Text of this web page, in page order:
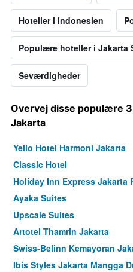
Hoteller i Indonesien
Populære hoteller i Jakarta
Seværdigheder
Overvej disse populære
Jakarta
Yello Hotel Harmoni Jakarta
Classic Hotel
Holiday Inn Express Jakarta
Ayaka Suites
Upscale Suites
Artotel Thamrin Jakarta
Swiss-Belinn Kemayoran
Ibis Styles Jakarta Mangga